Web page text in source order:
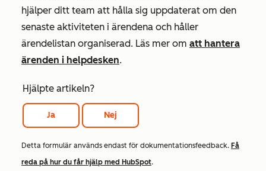
hjälper ditt team att hålla sig uppdaterat om den
senaste aktiviteten i ärendena och håller
ärendelistan organiserad. Läs mer om att hantera
ärenden i helpdesken.
Hjälpte artikeln?
Ja Nej
Detta formulär används endast för dokumentationsfeedback. Få
reda på hur du får hjälp med HubSpot.